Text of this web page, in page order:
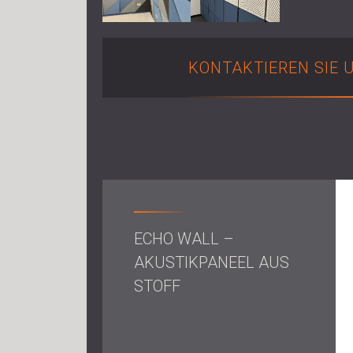
KONTAKTIEREN SIE
ECHO WALL –
AKUSTIKPANEEL AUS
STOFF